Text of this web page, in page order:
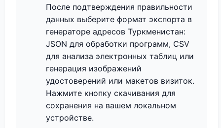
После подтверждения правильности
данных выберите формат экспорта в
генераторе адресов Туркменистан:
JSON для обработки программ, CSV
для анализа электронных таблиц или
генерация изображений
удостоверений или макетов визиток.
Нажмите кнопку скачивания для
сохранения на вашем локальном
устройстве.